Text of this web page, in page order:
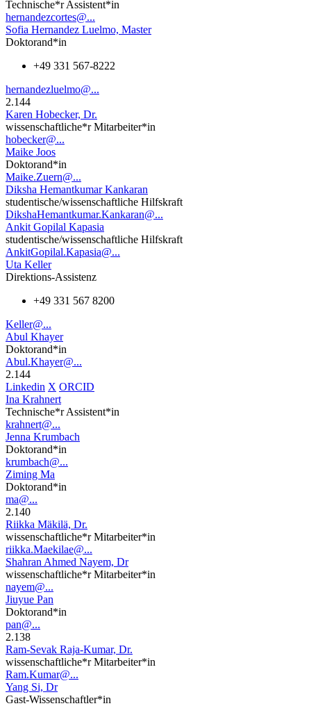
Technische*r Assistent*in
hernandezcortes@...
Sofia Hernandez Luelmo, Master
Doktorand*in
+49 331 567-8222
hernandezluelmo@...
2.144
Karen Hobecker, Dr.
wissenschaftliche*r Mitarbeiter*in
hobecker@...
Maike Joos
Doktorand*in
Maike.Zuern@...
Diksha Hemantkumar Kankaran
studentische/wissenschaftliche Hilfskraft
DikshaHemantkumar.Kankaran@...
Ankit Gopilal Kapasia
studentische/wissenschaftliche Hilfskraft
AnkitGopilal.Kapasia@...
Uta Keller
Direktions-Assistenz
+49 331 567 8200
Keller@...
Abul Khayer
Doktorand*in
Abul.Khayer@...
2.144
Linkedin X ORCID
Ina Krahnert
Technische*r Assistent*in
krahnert@...
Jenna Krumbach
Doktorand*in
krumbach@...
Ziming Ma
Doktorand*in
ma@...
2.140
Riikka Mäkilä, Dr.
wissenschaftliche*r Mitarbeiter*in
riikka.Maekilae@...
Shahran Ahmed Nayem, Dr
wissenschaftliche*r Mitarbeiter*in
nayem@...
Jiuyue Pan
Doktorand*in
pan@...
2.138
Ram-Sevak Raja-Kumar, Dr.
wissenschaftliche*r Mitarbeiter*in
Ram.Kumar@...
Yang Si, Dr
Gast-Wissenschaftler*in